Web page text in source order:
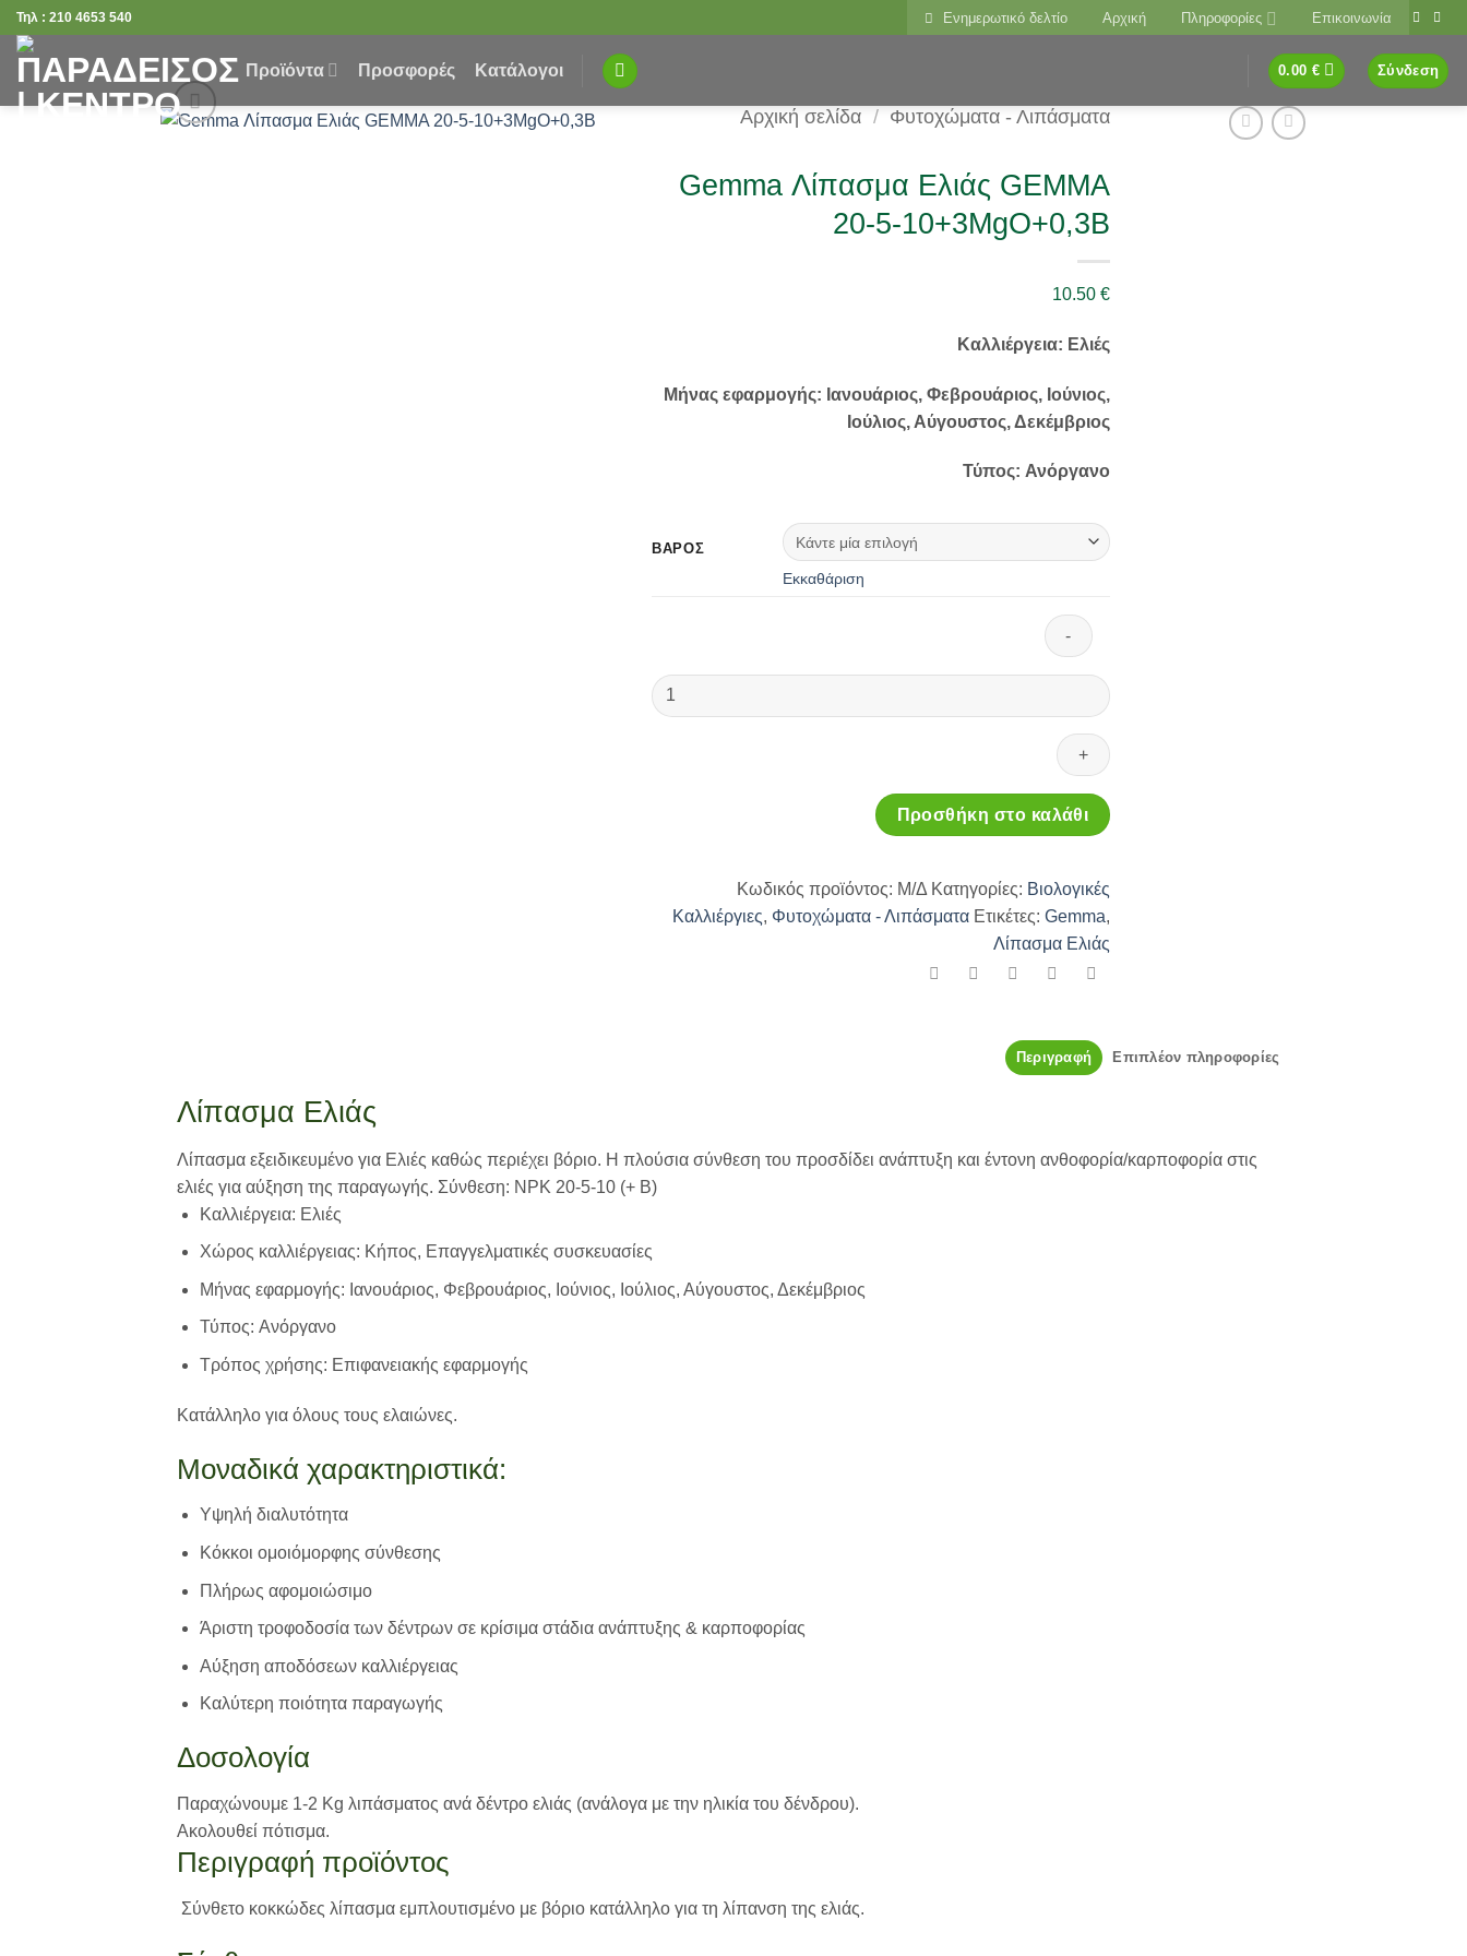
Μετάβαση
στο
περιεχόμενο
Τηλ : 210 4653 540 Ενημερωτικό δελτίο Αρχική Πληροφορίες Επικοινωνία
Προϊόντα Προσφορές Κατάλογοι 0.00 € Σύνδεση
Αρχική σελίδα / Φυτοχώματα - Λιπάσματα
Gemma Λίπασμα Ελιάς GEMMA
20-5-10+3MgO+0,3B
10.50 €
Καλλιέργεια: Ελιές
Μήνας εφαρμογής: Ιανουάριος, Φεβρουάριος, Ιούνιος,
Ιούλιος, Αύγουστος, Δεκέμβριος
Τύπος: Ανόργανο
ΒΆΡΟΣ
Εκκαθάριση
Gemma
Λίπασμα
Προσθήκη στο καλάθι
Κωδικός προϊόντος: Μ/Δ Κατηγορίες: Βιολογικές
Καλλιέργιες, Φυτοχώματα - Λιπάσματα Ετικέτες: Gemma,
Λίπασμα Ελιάς
Περιγραφή Επιπλέον πληροφορίες
Λίπασμα Ελιάς
Λίπασμα εξειδικευμένο για Ελιές καθώς περιέχει βόριο. Η πλούσια σύνθεση του προσδίδει ανάπτυξη και έντονη ανθοφορία/καρποφορία στις
ελιές για αύξηση της παραγωγής. Σύνθεση: ΝΡΚ 20-5-10 (+ B)
Καλλιέργεια: Ελιές
Χώρος καλλιέργειας: Κήπος, Επαγγελματικές συσκευασίες
Μήνας εφαρμογής: Ιανουάριος, Φεβρουάριος, Ιούνιος, Ιούλιος, Αύγουστος, Δεκέμβριος
Τύπος: Ανόργανο
Τρόπος χρήσης: Επιφανειακής εφαρμογής
Κατάλληλο για όλους τους ελαιώνες.
Μοναδικά χαρακτηριστικά:
Υψηλή διαλυτότητα
Κόκκοι ομοιόμορφης σύνθεσης
Πλήρως αφομοιώσιμο
Άριστη τροφοδοσία των δέντρων σε κρίσιμα στάδια ανάπτυξης & καρποφορίας
Αύξηση αποδόσεων καλλιέργειας
Καλύτερη ποιότητα παραγωγής
Δοσολογία
Παραχώνουμε 1-2 Κg λιπάσματος ανά δέντρο ελιάς (ανάλογα με την ηλικία του δένδρου).
Ακολουθεί πότισμα.
Περιγραφή προϊόντος
Σύνθετο κοκκώδες λίπασμα εμπλουτισμένο με βόριο κατάλληλο για τη λίπανση της ελιάς.